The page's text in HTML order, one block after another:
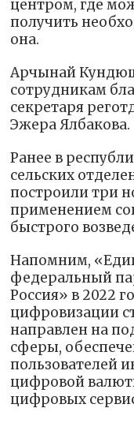
центром, где
получить
она.
Арчынай
сотрудникам
секретаря
Эжера Ялбакова.
Ранее в
сельских
построили три
применением
быстрого
Напомним,
федеральный
Россия» в 2022
цифровизации
направлен на
сферы,
пользователей
цифровой
цифровых